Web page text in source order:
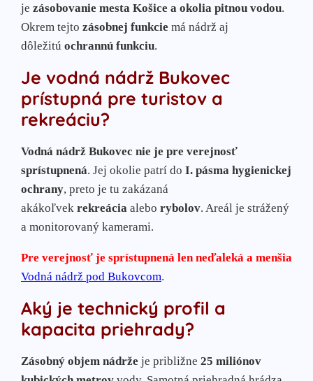
je zásobovanie mesta Košice a okolia pitnou vodou.
Okrem tejto zásobnej funkcie má nádrž aj
dôležitú ochrannú funkciu.
Je vodná nádrž Bukovec
prístupná pre turistov a
rekreáciu?
Vodná nádrž Bukovec nie je pre verejnosť
sprístupnená. Jej okolie patrí do I. pásma hygienickej
ochrany, preto je tu zakázaná
akákoľvek rekreácia alebo rybolov. Areál je strážený
a monitorovaný kamerami.
Pre verejnosť je sprístupnená len neďaleká a menšia
Vodná nádrž pod Bukovcom.
Aký je technický profil a
kapacita priehrady?
Zásobný objem nádrže je približne 25 miliónov